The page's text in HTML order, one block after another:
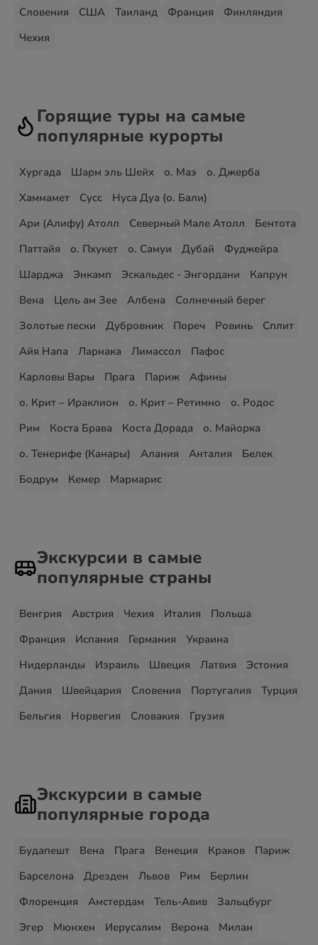
Словения
США Таиланд Франция
Финляндия
Чехия
Горящие туры на самые
популярные курорты
Хургада Шарм эль Шейх о. Маэ
о. Джерба
Хаммамет
Сусс
Нуса Дуа (о. Бали)
Ари (Алифу) Атолл
Северный Мале Атолл
Бентота
Паттайя
о. Пхукет о. Самуи Дубай
Фуджейра
Шарджа
Энкамп Эскальдес - Энгордани
Капрун
Вена
Цель ам Зее Албена
Солнечный берег
Золотые пески
Дубровник Пореч Ровинь
Сплит
Айя Напа
Ларнака Лимассол
Пафос
Карловы Вары
Прага Париж
Афины
о. Крит – Ираклион
о. Крит – Ретимно
о. Родос
Рим
Коста Брава Коста Дорада
о. Майорка
о. Тенерифе (Канары)
Алания Анталия
Белек
Бодрум
Кемер Мармарис
Экскурсии в самые
популярные страны
Венгрия Австрия Чехия Италия
Польша
Франция
Испания Германия
Украина
Нидерланды
Израиль Швеция Латвия
Эстония
Дания
Швейцария Словения Португалия
Турция
Бельгия
Норвегия Словакия Грузия
Экскурсии в самые
популярные города
Будапешт Вена Прага Венеция Краков
Париж
Барселона
Дрезден Львов Рим
Берлин
Флоренция
Амстердам Тель-Авив
Зальцбург
Эгер
Мюнхен Иерусалим Верона
Милан